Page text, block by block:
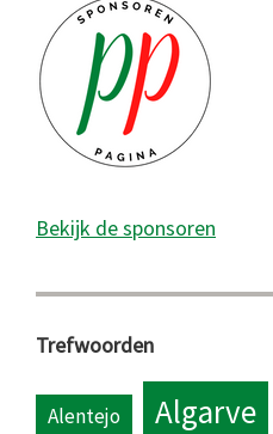
Bekijk de sponsoren
Trefwoorden
Alentejo Algarve